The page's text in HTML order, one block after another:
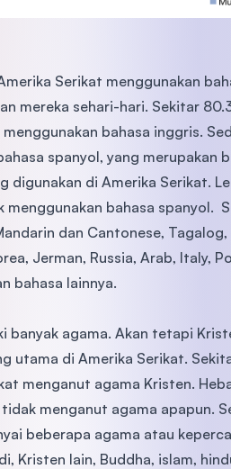
Serikat menggunakan
mereka sehari-hari. Sekitar
bahasa inggris.
spanyol, yang merupakan
digunakan di Amerika Serikat.
menggunakan bahasa spanyol.
dan Cantonese, Tagalog,
Jerman, Russia, Arab, Italy,
bahasa lainnya.
banyak agama. Akan tetapi
utama di Amerika Serikat.
menganut agama Kristen.
tidak menganut agama apapun.
beberapa agama atau
Kristen lain, Buddha, islam,